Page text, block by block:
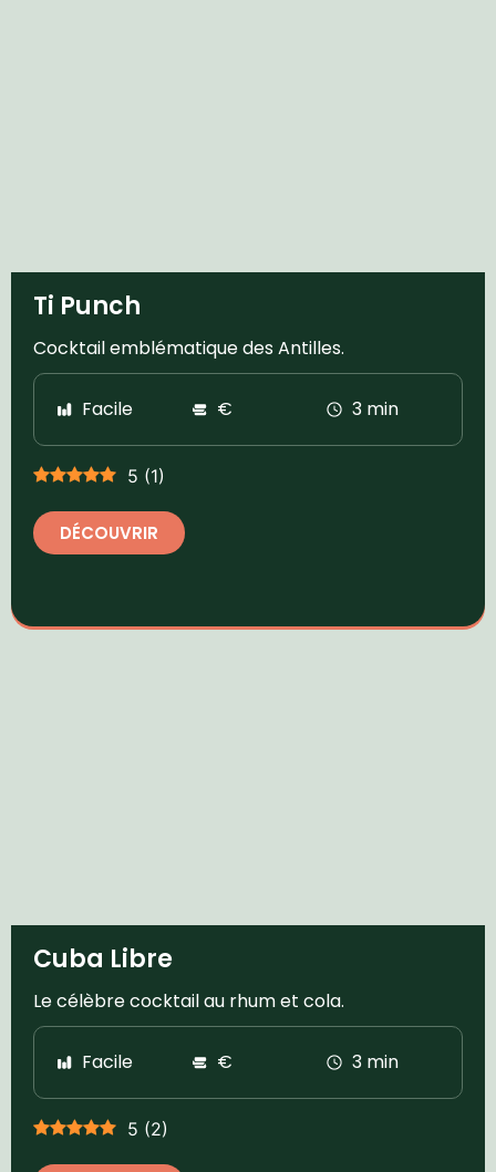
Ti Punch
Cocktail emblématique des Antilles.
Facile € 3 min
5 (1)
DÉCOUVRIR
Cuba Libre
Le célèbre cocktail au rhum et cola.
Facile € 3 min
5 (2)